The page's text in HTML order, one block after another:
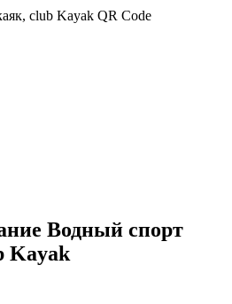
Водный спорт
Kayak